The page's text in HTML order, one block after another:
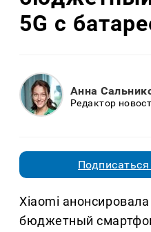
5G с
Анна
Редактор
Xiaomi
бюджетный